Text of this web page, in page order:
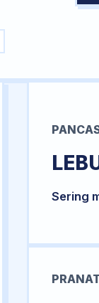
Sering